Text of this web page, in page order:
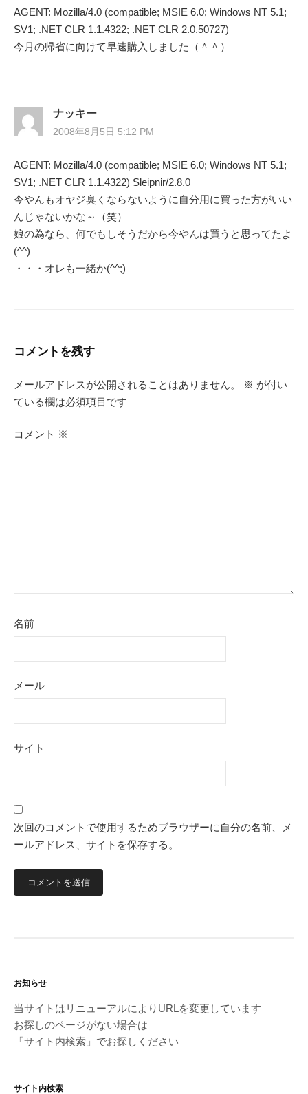
AGENT: Mozilla/4.0 (compatible; MSIE 6.0; Windows NT 5.1;
SV1; .NET CLR 1.1.4322; .NET CLR 2.0.50727)
今月の帰省に向けて早速購入しました（＾＾）
ナッキー
2008年8月5日 5:12 PM
AGENT: Mozilla/4.0 (compatible; MSIE 6.0; Windows NT 5.1;
SV1; .NET CLR 1.1.4322) Sleipnir/2.8.0
今やんもオヤジ臭くならないように自分用に買った方がいい
んじゃないかな～（笑）
娘の為なら、何でもしそうだから今やんは買うと思ってたよ
(^^)
・・・オレも一緒か(^^;)
コメントを残す
メールアドレスが公開されることはありません。 ※ が付い
ている欄は必須項目です
コメント ※
名前
メール
サイト
次回のコメントで使用するためブラウザーに自分の名前、メ
ールアドレス、サイトを保存する。
お知らせ
当サイトはリニューアルによりURLを変更しています
お探しのページがない場合は
「サイト内検索」でお探しください
サイト内検索